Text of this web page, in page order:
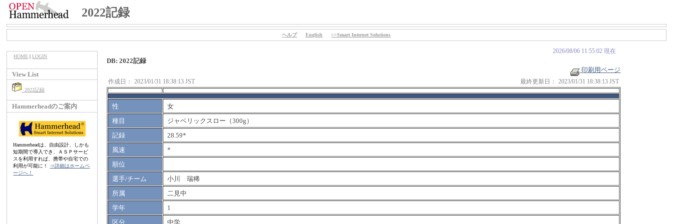
2022記録
ヘルプ English >>Smart Internet Solutions
HOME |LOGIN
View List
2022記録
Hammerheadのご案内
Hammerheadは、自由設計、しかも
短期間で導入でき、ＡＳＰサービ
スを利用すれば、携帯や自宅での
利用が可能に！ ⇒詳細はホームペ
ージへ！
2026/08/06 11:55:02 現在
DB: 2022記録
印刷用ページ
作成日： 2023/01/31 18:38:13 JST 最終更新日： 2023/01/31 18:38:13 JST
性
女
種目
ジャベリックスロー（300g）
記録
28.59*
風速
*
順位
選手/チーム
小川 瑞稀
所属
二見中
学年
1
区分
中学